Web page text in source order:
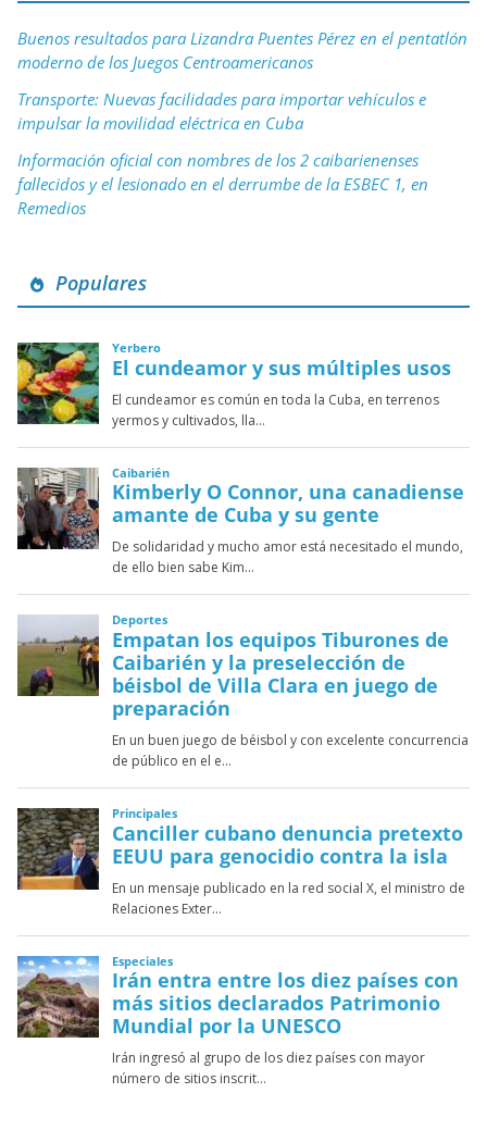
Buenos resultados para Lizandra Puentes Pérez en el pentatlón
moderno de los Juegos Centroamericanos
Transporte: Nuevas facilidades para importar vehículos e
impulsar la movilidad eléctrica en Cuba
Información oficial con nombres de los 2 caibarienenses
fallecidos y el lesionado en el derrumbe de la ESBEC 1, en
Remedios
Populares